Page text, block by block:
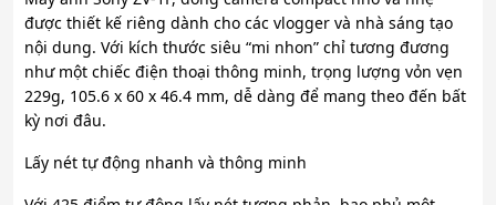
được thiết kế riêng dành cho các vlogger và nhà sáng tạo
nội dung. Với kích thước siêu “mi nhon” chỉ tương đương
như một chiếc điện thoại thông minh, trọng lượng vỏn vẹn
229g, 105.6 x 60 x 46.4 mm, dễ dàng để mang theo đến bất
kỳ nơi đâu.
Lấy nét tự động nhanh và thông minh